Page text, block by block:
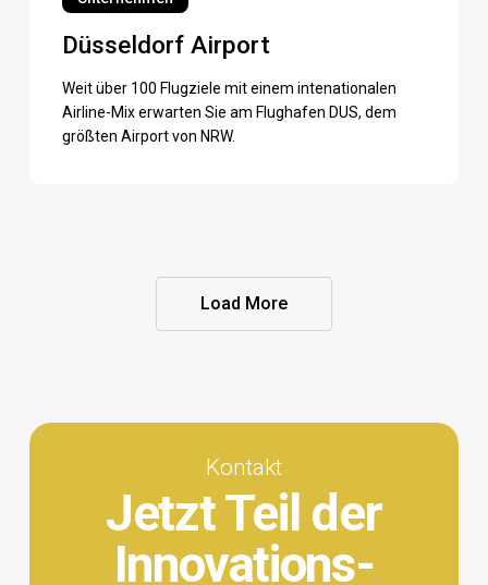
Düsseldorf Airport
Weit über 100 Flugziele mit einem intenationalen
Airline-Mix erwarten Sie am Flughafen DUS, dem
größten Airport von NRW.
Load More
Kontakt
Jetzt Teil der
Innovations-